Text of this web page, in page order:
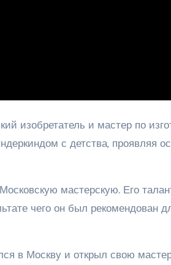
изобретатель и мастер по
с детства, проявляя
мастерскую. Его
чего он был рекомендован
в Москву и открыл свою